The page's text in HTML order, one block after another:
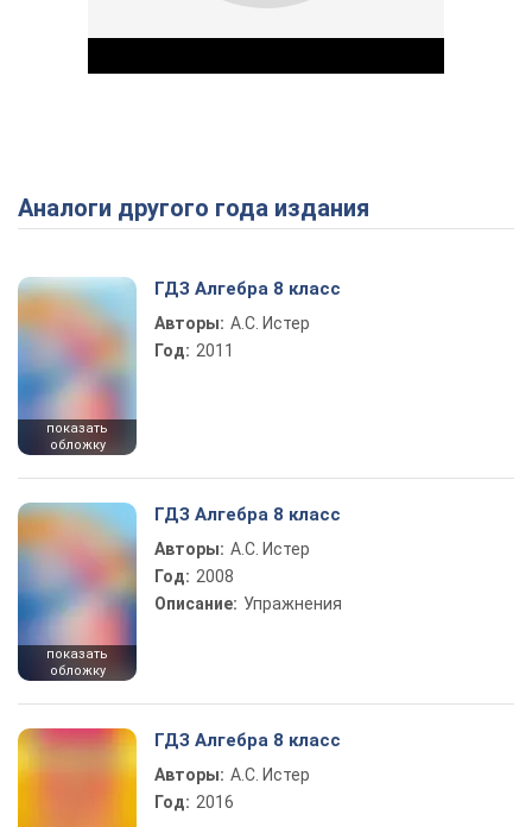
Play Video
Аналоги другого года издания
показать
обложку
ГДЗ Алгебра 8 класс
Авторы: А.С. Истер
Год: 2011
показать
обложку
ГДЗ Алгебра 8 класс
Авторы: А.С. Истер
Год: 2008
Описание: Упражнения
ГДЗ Алгебра 8 класс
Авторы: А.С. Истер
Год: 2016